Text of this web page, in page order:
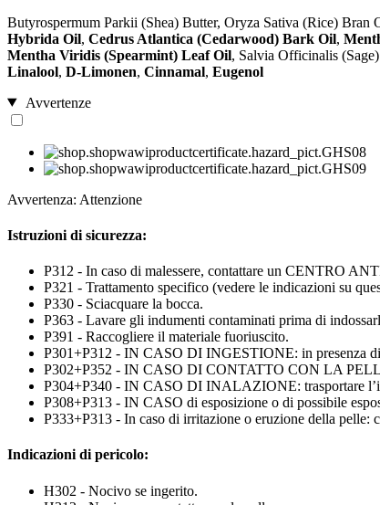
Butyrospermum Parkii (Shea) Butter, Oryza Sativa (Rice) Bran
Hybrida Oil, Cedrus Atlantica (Cedarwood) Bark Oil,
Mentha Viridis (Spearmint) Leaf Oil, Salvia Officinalis
Linalool, D-Limonen, Cinnamal, Eugenol
Avvertenze
Avvertenza: Attenzione
Istruzioni di sicurezza:
P312 - In caso di malessere, contattare un CENTRO
P321 - Trattamento specifico (vedere le indicazioni su
P330 - Sciacquare la bocca.
P363 - Lavare gli indumenti contaminati prima di
P391 - Raccogliere il materiale fuoriuscito.
P301+P312 - IN CASO DI INGESTIONE: in presenza
P302+P352 - IN CASO DI CONTATTO CON LA
P304+P340 - IN CASO DI INALAZIONE: trasportare
P308+P313 - IN CASO di esposizione o di possibile
P333+P313 - In caso di irritazione o eruzione della pelle:
Indicazioni di pericolo:
H302 - Nocivo se ingerito.